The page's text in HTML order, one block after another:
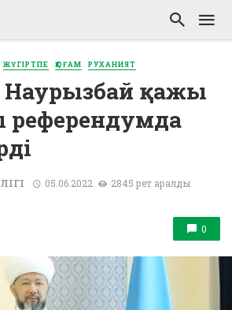
ЖҮГІРТПЕ ҚОҒАМ РУХАНИЯТ
Наурызбай қажы
референдумда
05.06.2022 2845 рет қаралды
0